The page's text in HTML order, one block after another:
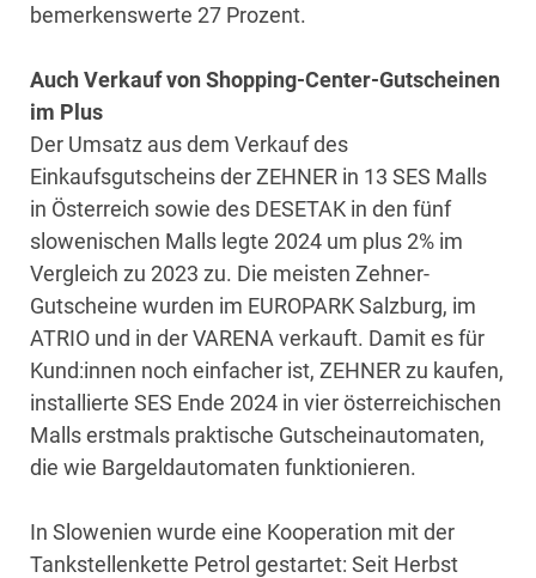
bemerkenswerte 27 Prozent.
Auch Verkauf von Shopping-Center-Gutscheinen
im Plus
Der Umsatz aus dem Verkauf des
Einkaufsgutscheins der ZEHNER in 13 SES Malls
in Österreich sowie des DESETAK in den fünf
slowenischen Malls legte 2024 um plus 2% im
Vergleich zu 2023 zu. Die meisten Zehner-
Gutscheine wurden im EUROPARK Salzburg, im
ATRIO und in der VARENA verkauft. Damit es für
Kund:innen noch einfacher ist, ZEHNER zu kaufen,
installierte SES Ende 2024 in vier österreichischen
Malls erstmals praktische Gutscheinautomaten,
die wie Bargeldautomaten funktionieren.
In Slowenien wurde eine Kooperation mit der
Tankstellenkette Petrol gestartet: Seit Herbst